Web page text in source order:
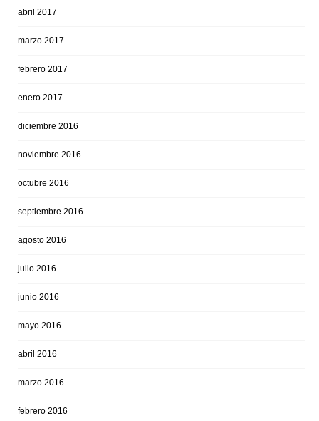
abril 2017
marzo 2017
febrero 2017
enero 2017
diciembre 2016
noviembre 2016
octubre 2016
septiembre 2016
agosto 2016
julio 2016
junio 2016
mayo 2016
abril 2016
marzo 2016
febrero 2016